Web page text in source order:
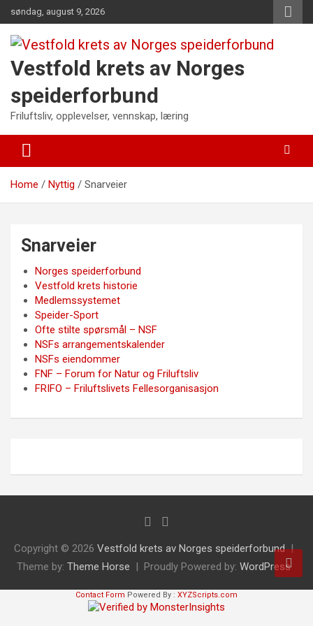
to
content
søndag, august 9, 2026
Vestfold krets av Norges
speiderforbund
Friluftsliv, opplevelser, vennskap, læring
Home Nyttig Snarveier
Snarveier
Norges speiderforbund
Vestfold krets historie
Medlemssystemet
Speider-Sport
Ofte stilte spørsmål – NSF
NSFs arrangementskalender
NSFs eiendommer
FNF – Forum for Natur og Friluftsliv
FRIFO – Friluftslivets Fellesorganisasjon
Copyright © 2026 Vestfold krets av Norges speiderforbund
Theme by: Theme Horse Proudly Powered by: WordPress
Contact Form Powered By : XYZScripts.com